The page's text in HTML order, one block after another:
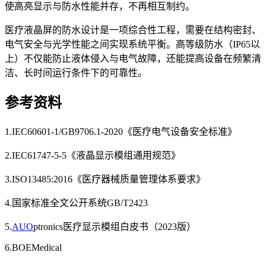
使高亮显示与防水性能并存，不再相互制约。
医疗液晶屏的防水设计是一项综合性工程，需要在结构密封、
电气安全与光学性能之间实现系统平衡。高等级防水（IP65以
上）不仅能防止液体侵入与电气故障，还能提高设备在频繁清
洁、长时间运行条件下的可靠性。
参考资料
1.IEC60601-1/GB9706.1-2020《医疗电气设备安全标准》
2.IEC61747-5-5《液晶显示模组通用规范》
3.ISO13485:2016《医疗器械质量管理体系要求》
4.国家标准全文公开系统GB/T2423
5.AUOptronics医疗显示模组白皮书（2023版）
6.BOEMedical